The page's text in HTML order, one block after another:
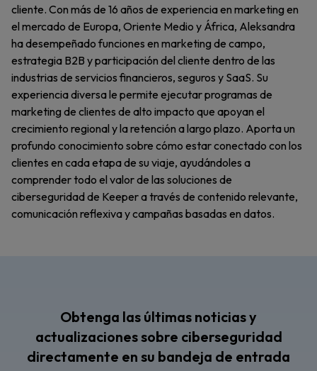
cliente. Con más de 16 años de experiencia en marketing en
el mercado de Europa, Oriente Medio y África, Aleksandra
ha desempeñado funciones en marketing de campo,
estrategia B2B y participación del cliente dentro de las
industrias de servicios financieros, seguros y SaaS. Su
experiencia diversa le permite ejecutar programas de
marketing de clientes de alto impacto que apoyan el
crecimiento regional y la retención a largo plazo. Aporta un
profundo conocimiento sobre cómo estar conectado con los
clientes en cada etapa de su viaje, ayudándoles a
comprender todo el valor de las soluciones de
ciberseguridad de Keeper a través de contenido relevante,
comunicación reflexiva y campañas basadas en datos.
Obtenga las últimas noticias y
actualizaciones sobre ciberseguridad
directamente en su bandeja de entrada